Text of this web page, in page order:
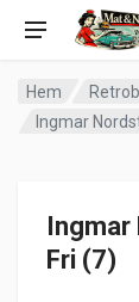
Hem
Ingmar
Ingmar
Fri (7)